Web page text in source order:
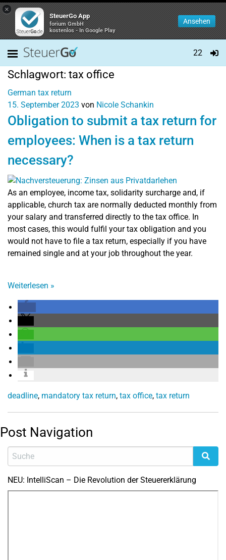
×
SteuerGo App
forium GmbH
kostenlos - In Google Play
Ansehen
22
Schlagwort: tax office
German tax return
15. September 2023 von Nicole Schankin
Obligation to submit a tax return for
employees: When is a tax return
necessary?
As an employee, income tax, solidarity surcharge and, if
applicable, church tax are normally deducted monthly from
your salary and transferred directly to the tax office. In
most cases, this would fulfil your tax obligation and you
would not have to file a tax return, especially if you have
remained single and at your job throughout the year.
Weiterlesen »
deadline, mandatory tax return, tax office, tax return
Post Navigation
NEU: IntelliScan – Die Revolution der Steuererklärung